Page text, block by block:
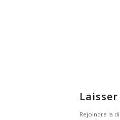
Rejoindre la